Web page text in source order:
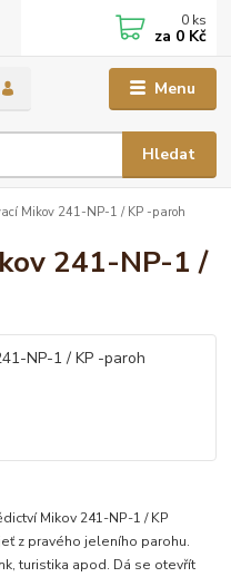
Menu
Hledat
0 ks
za 0 Kč
Mikov 241-NP-1 / KP -paroh
241-NP-1 /
Mikov 241-NP-1 / KP
z pravého jeleního parohu.
turistika apod. Dá se otevřít